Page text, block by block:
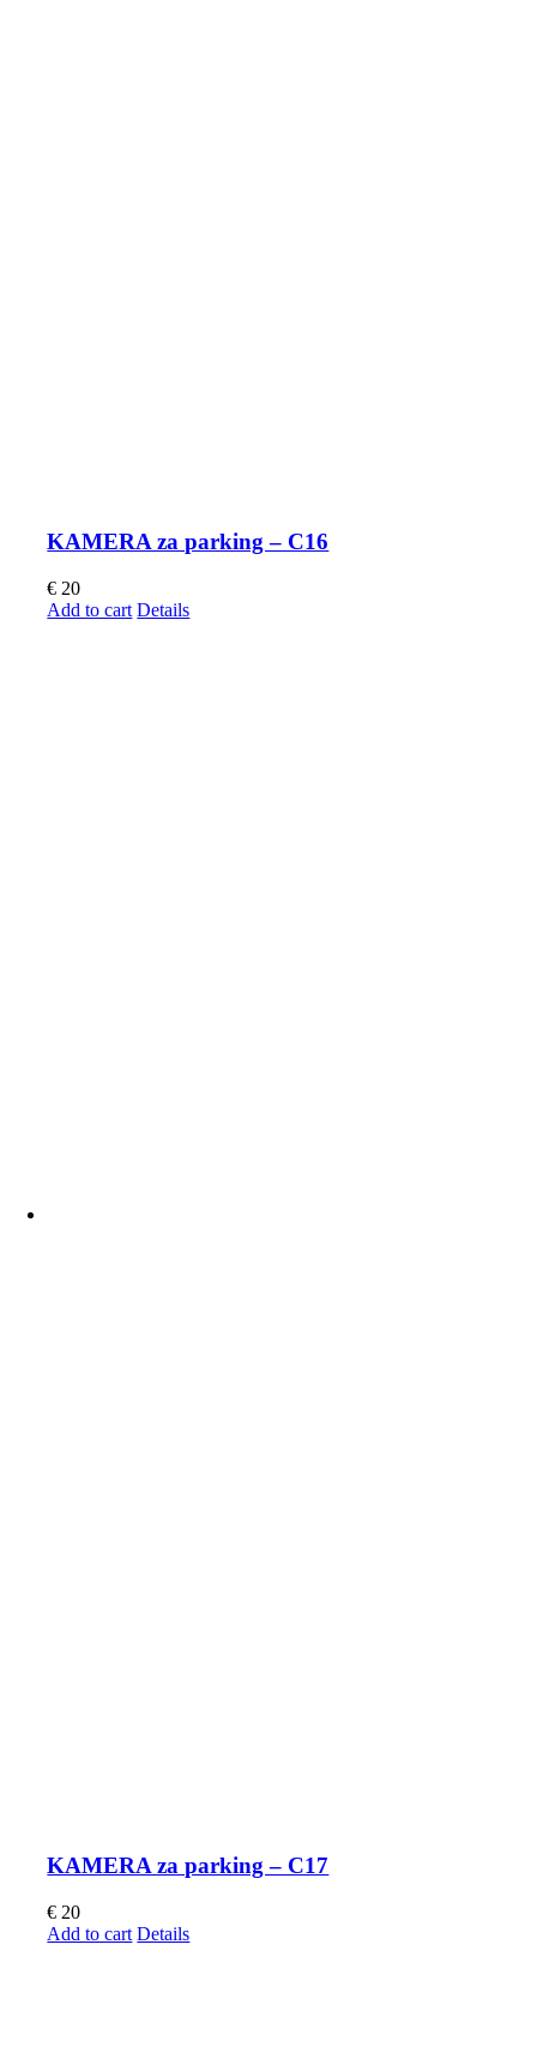
KAMERA za parking – C16
€ 20
Add to cart Details
KAMERA za parking – C17
€ 20
Add to cart Details